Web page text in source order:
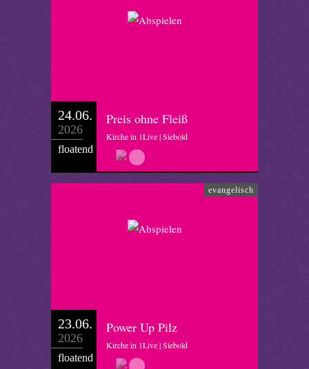
24.06.
2026
floatend
Preis ohne Fleiß
Kirche in 1Live | Siebold
evangelisch
23.06.
2026
floatend
Power Up Pilz
Kirche in 1Live | Siebold